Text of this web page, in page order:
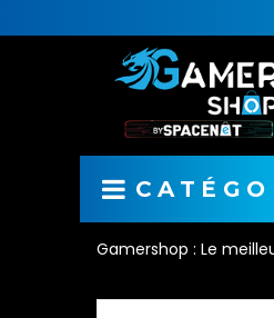
Gamershop : Le